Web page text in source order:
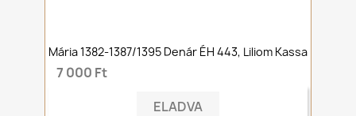
Mária 1382-1387/1395 Denár ÉH 443, Liliom Kassa
7 000 Ft
ELADVA